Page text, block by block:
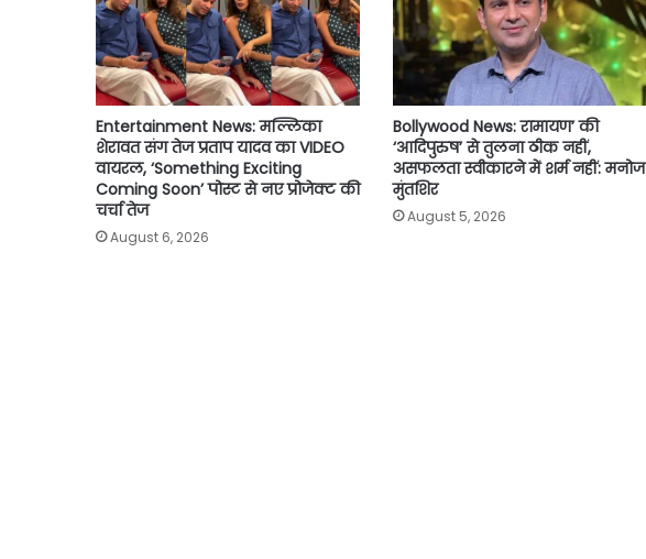
Entertainment News: मल्लिका
शेरावत संग तेज प्रताप यादव का VIDEO
वायरल, ‘Something Exciting
Coming Soon’ पोस्ट से नए प्रोजेक्ट की
चर्चा तेज
August 6, 2026
Bollywood News: रामायण’ की
‘आदिपुरुष’ से तुलना ठीक नहीं,
असफलता स्वीकारने में शर्म नहीं: मनोज
मुंतशिर
August 5, 2026